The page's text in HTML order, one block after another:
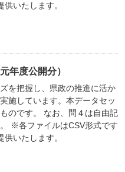
いたします。
年度公開分）
を把握し、県政の推進に活か
施しています。本データセッ
のです。 なお、問４は自由記
※各ファイルはCSV形式です
いたします。